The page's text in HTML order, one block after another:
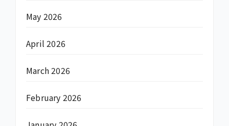
May 2026
April 2026
March 2026
February 2026